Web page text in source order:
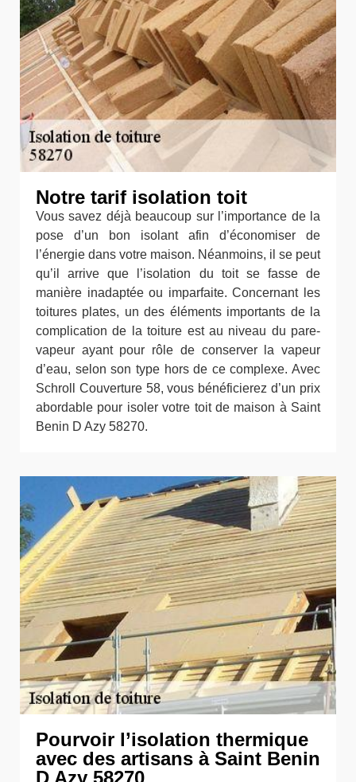
Notre tarif isolation toit
Vous savez déjà beaucoup sur l’importance de la
pose d’un bon isolant afin d’économiser de
l’énergie dans votre maison. Néanmoins, il se peut
qu’il arrive que l’isolation du toit se fasse de
manière inadaptée ou imparfaite. Concernant les
toitures plates, un des éléments importants de la
complication de la toiture est au niveau du pare-
vapeur ayant pour rôle de conserver la vapeur
d’eau, selon son type hors de ce complexe. Avec
Schroll Couverture 58, vous bénéficierez d’un prix
abordable pour isoler votre toit de maison à Saint
Benin D Azy 58270.
Pourvoir l’isolation thermique
avec des artisans à Saint Benin
D Azy 58270